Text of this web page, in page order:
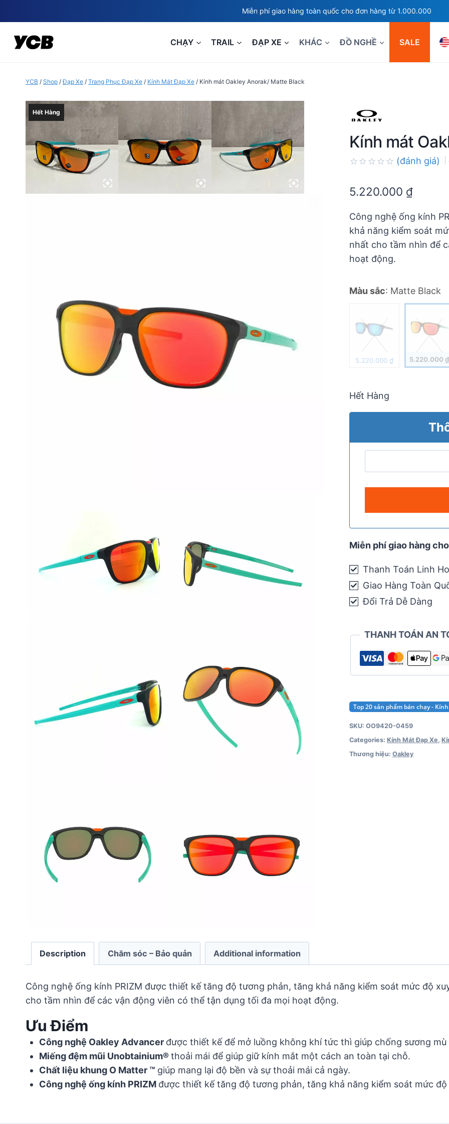
to
content
Miễn phí giao hàng toàn quốc cho đơn hàng từ 1.000.000
CHẠY TRAIL ĐẠP XE KHÁC ĐỒ NGHỀ SALE
YCB / Shop /Đạp Xe / Trang Phục Đạp Xe / Kính Mát Đạp Xe / Kính mát Oakley Anorak/ Matte Black
Hết Hàng
Kính mát
out
(đánh giá)
5.220.000 ₫
Công nghệ ống kính
khả năng kiểm soát
nhất cho tầm nhìn để
hoạt động.
Màu sắc: Matte Black
5.220.000 ₫ 5.220.000₫
Hết Hàng
Miễn phí giao hàng
Thanh Toán Linh
Giao Hàng Toàn
Đổi Trả Dễ Dàng
THANH TOÁN AN
Top 20 sản phẩm bán chạy -
SKU: OO9420-0459
Categories: Kính Mát Đạp Xe,
Thương hiệu: Oakley
Description Chăm sóc – Bảo quản Additional information
Công nghệ ống kính PRIZM được thiết kế tăng độ tương phản, tăng khả năng kiểm soát mức độ
cho tầm nhìn để các vận động viên có thể tận dụng tối đa mọi hoạt động.
Ưu Điểm
Công nghệ Oakley Advancer được thiết kế để mở luồng không khí tức thì giúp chống sương mù
Miếng đệm mũi Unobtainium® thoải mái để giúp giữ kính mắt một cách an toàn tại chỗ.
Chất liệu khung O Matter ™ giúp mang lại độ bền và sự thoải mái cả ngày.
Công nghệ ống kính PRIZM được thiết kế tăng độ tương phản, tăng khả năng kiểm soát mức độ